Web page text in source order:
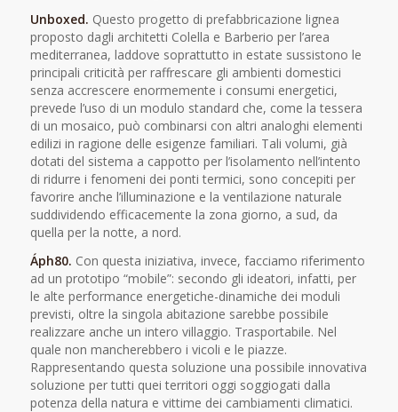
Unboxed. Questo progetto di prefabbricazione lignea
proposto dagli architetti Colella e Barberio per l’area
mediterranea, laddove soprattutto in estate sussistono le
principali criticità per raffrescare gli ambienti domestici
senza accrescere enormemente i consumi energetici,
prevede l’uso di un modulo standard che, come la tessera
di un mosaico, può combinarsi con altri analoghi elementi
edilizi in ragione delle esigenze familiari. Tali volumi, già
dotati del sistema a cappotto per l’isolamento nell’intento
di ridurre i fenomeni dei ponti termici, sono concepiti per
favorire anche l’illuminazione e la ventilazione naturale
suddividendo efficacemente la zona giorno, a sud, da
quella per la notte, a nord.
Áph80. Con questa iniziativa, invece, facciamo riferimento
ad un prototipo “mobile”: secondo gli ideatori, infatti, per
le alte performance energetiche-dinamiche dei moduli
previsti, oltre la singola abitazione sarebbe possibile
realizzare anche un intero villaggio. Trasportabile. Nel
quale non mancherebbero i vicoli e le piazze.
Rappresentando questa soluzione una possibile innovativa
soluzione per tutti quei territori oggi soggiogati dalla
potenza della natura e vittime dei cambiamenti climatici.